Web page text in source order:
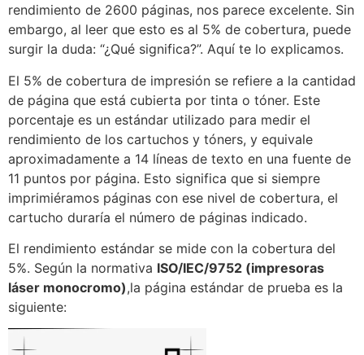
rendimiento de 2600 páginas, nos parece excelente. Sin
embargo, al leer que esto es al 5% de cobertura, puede
surgir la duda: “¿Qué significa?”. Aquí te lo explicamos.
El 5% de cobertura de impresión se refiere a la cantidad
de página que está cubierta por tinta o tóner. Este
porcentaje es un estándar utilizado para medir el
rendimiento de los cartuchos y tóners, y equivale
aproximadamente a 14 líneas de texto en una fuente de
11 puntos por página. Esto significa que si siempre
imprimiéramos páginas con ese nivel de cobertura, el
cartucho duraría el número de páginas indicado.
El rendimiento estándar se mide con la cobertura del
5%. Según la normativa ISO/IEC/9752 (impresoras
láser monocromo),la página estándar de prueba es la
siguiente: